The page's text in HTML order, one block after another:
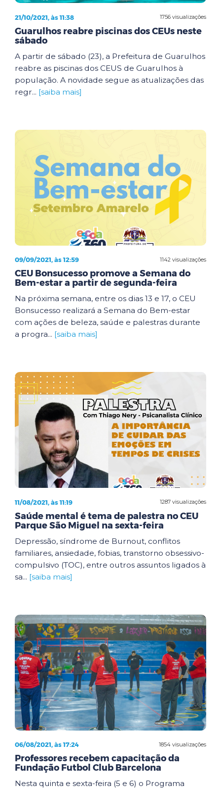
1756 visualizações
21/10/2021, às 11:38
Guarulhos reabre piscinas dos CEUs neste
sábado
A partir de sábado (23), a Prefeitura de Guarulhos
reabre as piscinas dos CEUS de Guarulhos à
população. A novidade segue as atualizações das
regr... [saiba mais]
1142 visualizações
09/09/2021, às 12:59
CEU Bonsucesso promove a Semana do
Bem-estar a partir de segunda-feira
Na próxima semana, entre os dias 13 e 17, o CEU
Bonsucesso realizará a Semana do Bem-estar
com ações de beleza, saúde e palestras durante
a progra... [saiba mais]
1287 visualizações
11/08/2021, às 11:19
Saúde mental é tema de palestra no CEU
Parque São Miguel na sexta-feira
Depressão, síndrome de Burnout, conflitos
familiares, ansiedade, fobias, transtorno obsessivo-
compulsivo (TOC), entre outros assuntos ligados à
sa... [saiba mais]
1854 visualizações
06/08/2021, às 17:24
Professores recebem capacitação da
Fundação Futbol Club Barcelona
Nesta quinta e sexta-feira (5 e 6) o Programa